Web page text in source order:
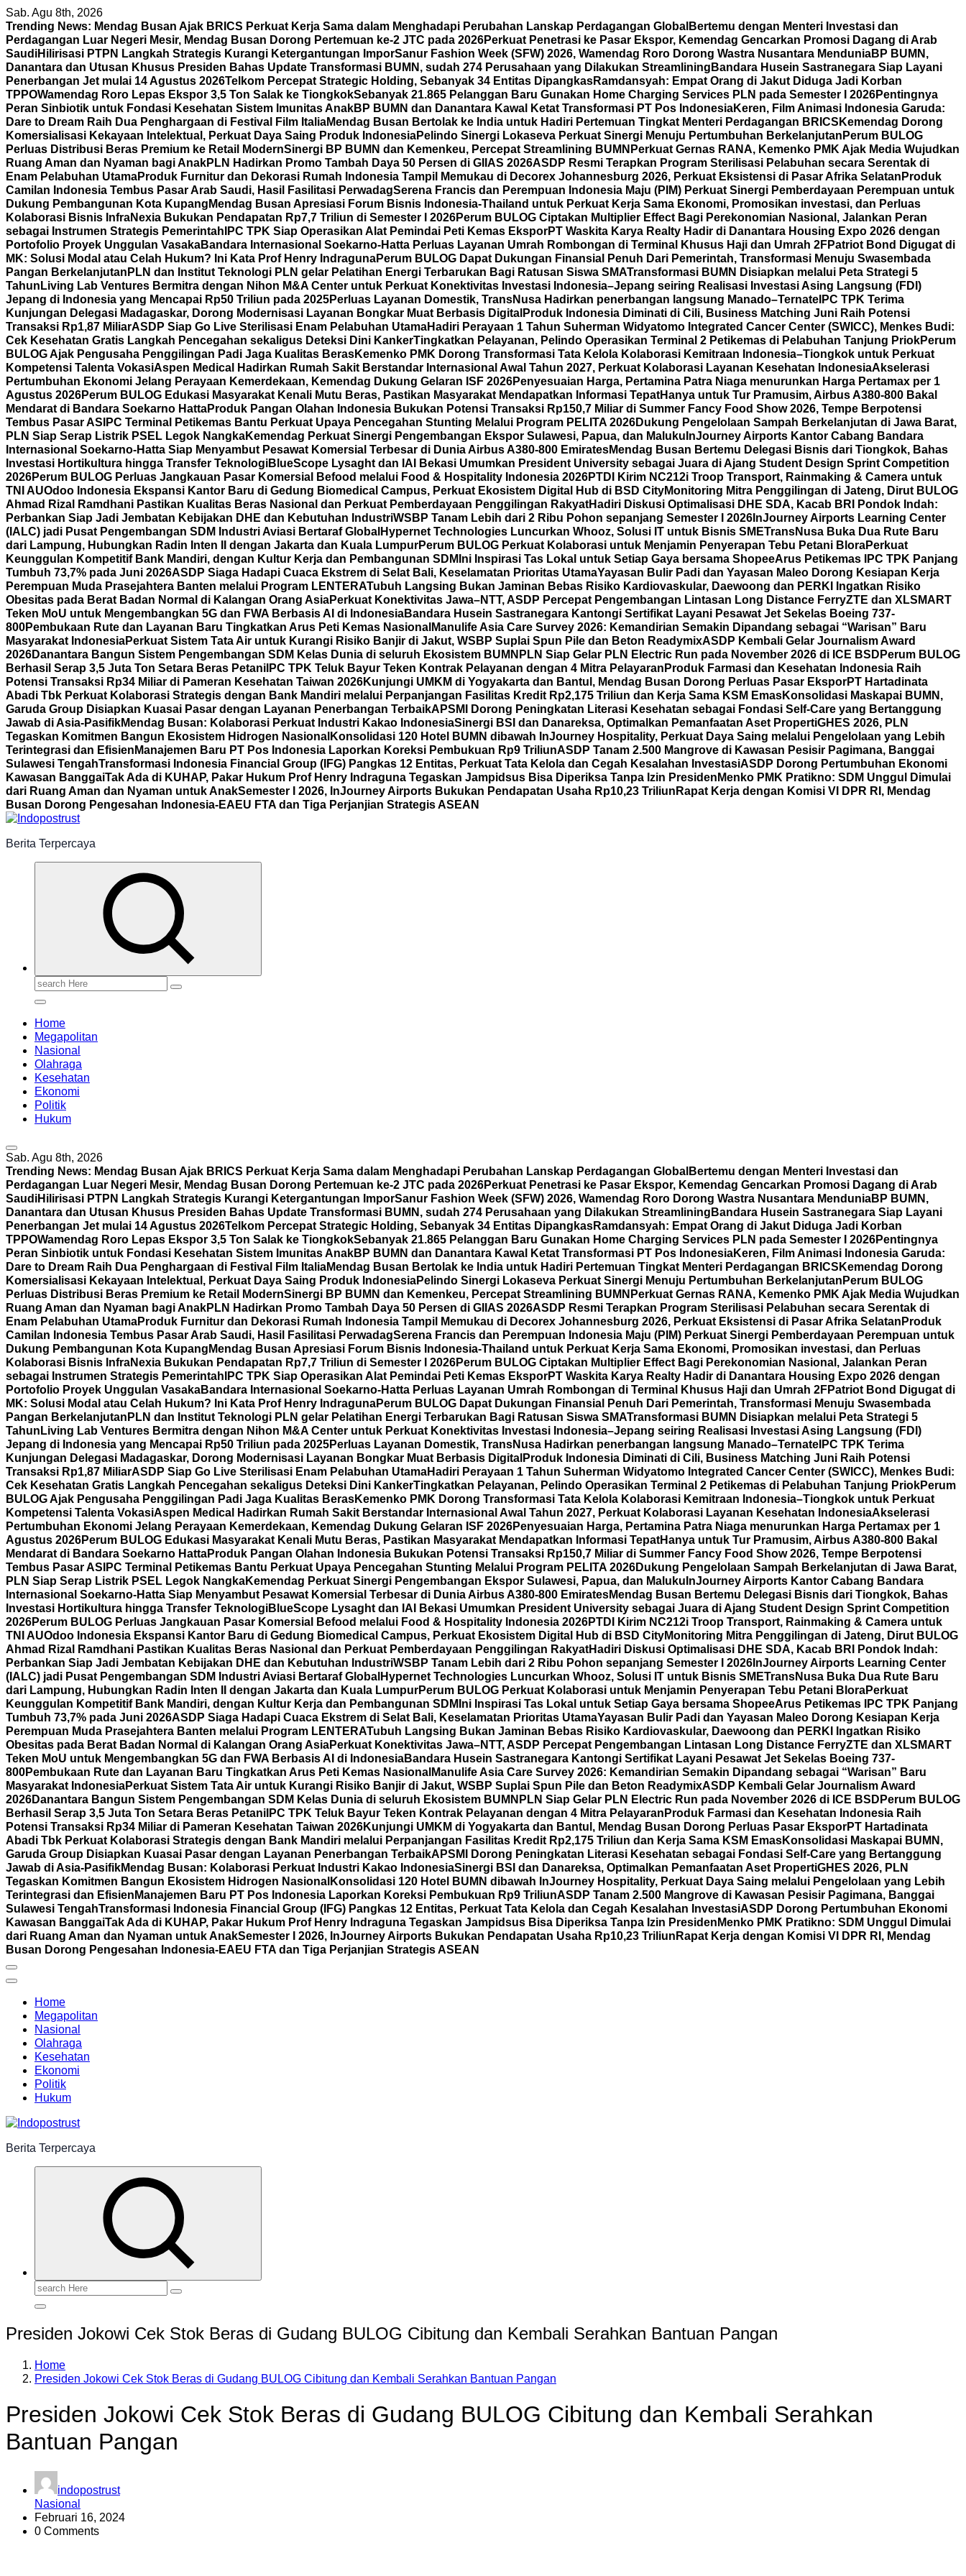
Skip
to
content
Sab. Agu 8th, 2026
Trending News: Mendag Busan Ajak BRICS Perkuat Kerja Sama dalam Menghadapi Perubahan Lanskap Perdagangan Global Bertemu dengan Menteri Investasi dan
Perdagangan Luar Negeri Mesir, Mendag Busan Dorong Pertemuan ke-2 JTC pada 2026Perkuat Penetrasi ke Pasar Ekspor, Kemendag Gencarkan Promosi Dagang di Arab
SaudiHilirisasi PTPN Langkah Strategis Kurangi Ketergantungan ImporSanur Fashion Week (SFW) 2026, Wamendag Roro Dorong Wastra Nusantara MenduniaBP BUMN,
Danantara dan Utusan Khusus Presiden Bahas Update Transformasi BUMN, sudah 274 Perusahaan yang Dilakukan Streamlining Bandara Husein Sastranegara Siap Layani
Penerbangan Jet mulai 14 Agustus 2026Telkom Percepat Strategic Holding, Sebanyak 34 Entitas DipangkasRamdansyah: Empat Orang di Jakut Diduga Jadi Korban
TPPOWamendag Roro Lepas Ekspor 3,5 Ton Salak ke TiongkokSebanyak 21.865 Pelanggan Baru Gunakan Home Charging Services PLN pada Semester I 2026Pentingnya
Peran Sinbiotik untuk Fondasi Kesehatan Sistem Imunitas AnakBP BUMN dan Danantara Kawal Ketat Transformasi PT Pos IndonesiaKeren, Film Animasi Indonesia Garuda:
Dare to Dream Raih Dua Penghargaan di Festival Film ItaliaMendag Busan Bertolak ke India untuk Hadiri Pertemuan Tingkat Menteri Perdagangan BRICS Kemendag Dorong
Komersialisasi Kekayaan Intelektual, Perkuat Daya Saing Produk IndonesiaPelindo Sinergi Lokaseva Perkuat Sinergi Menuju Pertumbuhan Berkelanjutan Perum BULOG
Perluas Distribusi Beras Premium ke Retail ModernSinergi BP BUMN dan Kemenkeu, Percepat Streamlining BUMN Perkuat Gernas RANA, Kemenko PMK Ajak Media Wujudkan
Ruang Aman dan Nyaman bagi AnakPLN Hadirkan Promo Tambah Daya 50 Persen di GIIAS 2026ASDP Resmi Terapkan Program Sterilisasi Pelabuhan secara Serentak di
Enam Pelabuhan UtamaProduk Furnitur dan Dekorasi Rumah Indonesia Tampil Memukau di Decorex Johannesburg 2026, Perkuat Eksistensi di Pasar Afrika Selatan Produk
Camilan Indonesia Tembus Pasar Arab Saudi, Hasil Fasilitasi PerwadagSerena Francis dan Perempuan Indonesia Maju (PIM) Perkuat Sinergi Pemberdayaan Perempuan untuk
Dukung Pembangunan Kota Kupang Mendag Busan Apresiasi Forum Bisnis Indonesia-Thailand untuk Perkuat Kerja Sama Ekonomi, Promosikan investasi, dan Perluas
Kolaborasi Bisnis InfraNexia Bukukan Pendapatan Rp7,7 Triliun di Semester I 2026Perum BULOG Ciptakan Multiplier Effect Bagi Perekonomian Nasional, Jalankan Peran
sebagai Instrumen Strategis Pemerintah IPC TPK Siap Operasikan Alat Pemindai Peti Kemas EksporPT Waskita Karya Realty Hadir di Danantara Housing Expo 2026 dengan
Portofolio Proyek Unggulan VasakaBandara Internasional Soekarno-Hatta Perluas Layanan Umrah Rombongan di Terminal Khusus Haji dan Umrah 2FPatriot Bond Digugat di
MK: Solusi Modal atau Celah Hukum? Ini Kata Prof Henry IndragunaPerum BULOG Dapat Dukungan Finansial Penuh Dari Pemerintah, Transformasi Menuju Swasembada
Pangan Berkelanjutan PLN dan Institut Teknologi PLN gelar Pelatihan Energi Terbarukan Bagi Ratusan Siswa SMATransformasi BUMN Disiapkan melalui Peta Strategi 5
Tahun Living Lab Ventures Bermitra dengan Nihon M&A Center untuk Perkuat Konektivitas Investasi Indonesia–Jepang seiring Realisasi Investasi Asing Langsung (FDI)
Jepang di Indonesia yang Mencapai Rp50 Triliun pada 2025Perluas Layanan Domestik, TransNusa Hadirkan penerbangan langsung Manado–Ternate IPC TPK Terima
Kunjungan Delegasi Madagaskar, Dorong Modernisasi Layanan Bongkar Muat Berbasis Digital Produk Indonesia Diminati di Cili, Business Matching Juni Raih Potensi
Transaksi Rp1,87 MiliarASDP Siap Go Live Sterilisasi Enam Pelabuhan UtamaHadiri Perayaan 1 Tahun Suherman Widyatomo Integrated Cancer Center (SWICC), Menkes Budi:
Cek Kesehatan Gratis Langkah Pencegahan sekaligus Deteksi Dini KankerTingkatkan Pelayanan, Pelindo Operasikan Terminal 2 Petikemas di Pelabuhan Tanjung PriokPerum
BULOG Ajak Pengusaha Penggilingan Padi Jaga Kualitas BerasKemenko PMK Dorong Transformasi Tata Kelola Kolaborasi Kemitraan Indonesia–Tiongkok untuk Perkuat
Kompetensi Talenta VokasiAspen Medical Hadirkan Rumah Sakit Berstandar Internasional Awal Tahun 2027, Perkuat Kolaborasi Layanan Kesehatan IndonesiaAkselerasi
Pertumbuhan Ekonomi Jelang Perayaan Kemerdekaan, Kemendag Dukung Gelaran ISF 2026Penyesuaian Harga, Pertamina Patra Niaga menurunkan Harga Pertamax per 1
Agustus 2026Perum BULOG Edukasi Masyarakat Kenali Mutu Beras, Pastikan Masyarakat Mendapatkan Informasi TepatHanya untuk Tur Pramusim, Airbus A380-800 Bakal
Mendarat di Bandara Soekarno HattaProduk Pangan Olahan Indonesia Bukukan Potensi Transaksi Rp150,7 Miliar di Summer Fancy Food Show 2026, Tempe Berpotensi
Tembus Pasar AS IPC Terminal Petikemas Bantu Perkuat Upaya Pencegahan Stunting Melalui Program PELITA 2026Dukung Pengelolaan Sampah Berkelanjutan di Jawa Barat,
PLN Siap Serap Listrik PSEL Legok NangkaKemendag Perkuat Sinergi Pengembangan Ekspor Sulawesi, Papua, dan Maluku InJourney Airports Kantor Cabang Bandara
Internasional Soekarno-Hatta Siap Menyambut Pesawat Komersial Terbesar di Dunia Airbus A380-800 EmiratesMendag Busan Bertemu Delegasi Bisnis dari Tiongkok, Bahas
Investasi Hortikultura hingga Transfer TeknologiBlueScope Lysaght dan IAI Bekasi Umumkan President University sebagai Juara di Ajang Student Design Sprint Competition
2026Perum BULOG Perluas Jangkauan Pasar Komersial Befood melalui Food & Hospitality Indonesia 2026PTDI Kirim NC212i Troop Transport, Rainmaking & Camera untuk
TNI AUOdoo Indonesia Ekspansi Kantor Baru di Gedung Biomedical Campus, Perkuat Ekosistem Digital Hub di BSD CityMonitoring Mitra Penggilingan di Jateng, Dirut BULOG
Ahmad Rizal Ramdhani Pastikan Kualitas Beras Nasional dan Perkuat Pemberdayaan Penggilingan RakyatHadiri Diskusi Optimalisasi DHE SDA, Kacab BRI Pondok Indah:
Perbankan Siap Jadi Jembatan Kebijakan DHE dan Kebutuhan IndustriWSBP Tanam Lebih dari 2 Ribu Pohon sepanjang Semester I 2026 InJourney Airports Learning Center
(IALC) jadi Pusat Pengembangan SDM Industri Aviasi Bertaraf Global Hypernet Technologies Luncurkan Whooz, Solusi IT untuk Bisnis SMETransNusa Buka Dua Rute Baru
dari Lampung, Hubungkan Radin Inten II dengan Jakarta dan Kuala LumpurPerum BULOG Perkuat Kolaborasi untuk Menjamin Penyerapan Tebu Petani BloraPerkuat
Keunggulan Kompetitif Bank Mandiri, dengan Kultur Kerja dan Pembangunan SDM Ini Inspirasi Tas Lokal untuk Setiap Gaya bersama ShopeeArus Petikemas IPC TPK Panjang
Tumbuh 73,7% pada Juni 2026ASDP Siaga Hadapi Cuaca Ekstrem di Selat Bali, Keselamatan Prioritas UtamaYayasan Bulir Padi dan Yayasan Maleo Dorong Kesiapan Kerja
Perempuan Muda Prasejahtera Banten melalui Program LENTERATubuh Langsing Bukan Jaminan Bebas Risiko Kardiovaskular, Daewoong dan PERKI Ingatkan Risiko
Obesitas pada Berat Badan Normal di Kalangan Orang AsiaPerkuat Konektivitas Jawa–NTT, ASDP Percepat Pengembangan Lintasan Long Distance FerryZTE dan XLSMART
Teken MoU untuk Mengembangkan 5G dan FWA Berbasis AI di IndonesiaBandara Husein Sastranegara Kantongi Sertifikat Layani Pesawat Jet Sekelas Boeing 737-
800Pembukaan Rute dan Layanan Baru Tingkatkan Arus Peti Kemas Nasional Manulife Asia Care Survey 2026: Kemandirian Semakin Dipandang sebagai “Warisan” Baru
Masyarakat IndonesiaPerkuat Sistem Tata Air untuk Kurangi Risiko Banjir di Jakut, WSBP Suplai Spun Pile dan Beton ReadymixASDP Kembali Gelar Journalism Award
2026Danantara Bangun Sistem Pengembangan SDM Kelas Dunia di seluruh Ekosistem BUMN PLN Siap Gelar PLN Electric Run pada November 2026 di ICE BSD Perum BULOG
Berhasil Serap 3,5 Juta Ton Setara Beras Petani IPC TPK Teluk Bayur Teken Kontrak Pelayanan dengan 4 Mitra Pelayaran Produk Farmasi dan Kesehatan Indonesia Raih
Potensi Transaksi Rp34 Miliar di Pameran Kesehatan Taiwan 2026Kunjungi UMKM di Yogyakarta dan Bantul, Mendag Busan Dorong Perluas Pasar EksporPT Hartadinata
Abadi Tbk Perkuat Kolaborasi Strategis dengan Bank Mandiri melalui Perpanjangan Fasilitas Kredit Rp2,175 Triliun dan Kerja Sama KSM EmasKonsolidasi Maskapai BUMN,
Garuda Group Disiapkan Kuasai Pasar dengan Layanan Penerbangan TerbaikAPSMI Dorong Peningkatan Literasi Kesehatan sebagai Fondasi Self-Care yang Bertanggung
Jawab di Asia-PasifikMendag Busan: Kolaborasi Perkuat Industri Kakao IndonesiaSinergi BSI dan Danareksa, Optimalkan Pemanfaatan Aset PropertiGHES 2026, PLN
Tegaskan Komitmen Bangun Ekosistem Hidrogen Nasional Konsolidasi 120 Hotel BUMN dibawah InJourney Hospitality, Perkuat Daya Saing melalui Pengelolaan yang Lebih
Terintegrasi dan Efisien Manajemen Baru PT Pos Indonesia Laporkan Koreksi Pembukuan Rp9 TriliunASDP Tanam 2.500 Mangrove di Kawasan Pesisir Pagimana, Banggai
Sulawesi TengahTransformasi Indonesia Financial Group (IFG) Pangkas 12 Entitas, Perkuat Tata Kelola dan Cegah Kesalahan InvestasiASDP Dorong Pertumbuhan Ekonomi
Kawasan BanggaiTak Ada di KUHAP, Pakar Hukum Prof Henry Indraguna Tegaskan Jampidsus Bisa Diperiksa Tanpa Izin Presiden Menko PMK Pratikno: SDM Unggul Dimulai
dari Ruang Aman dan Nyaman untuk AnakSemester I 2026, InJourney Airports Bukukan Pendapatan Usaha Rp10,23 Triliun Rapat Kerja dengan Komisi VI DPR RI, Mendag
Busan Dorong Pengesahan Indonesia-EAEU FTA dan Tiga Perjanjian Strategis ASEAN
Berita Terpercaya
Search
Home
Megapolitan
Nasional
Olahraga
Kesehatan
Ekonomi
Politik
Hukum
Sab. Agu 8th, 2026
Trending News: Mendag Busan Ajak BRICS Perkuat Kerja Sama dalam Menghadapi Perubahan Lanskap Perdagangan Global Bertemu dengan Menteri Investasi dan
Perdagangan Luar Negeri Mesir, Mendag Busan Dorong Pertemuan ke-2 JTC pada 2026Perkuat Penetrasi ke Pasar Ekspor, Kemendag Gencarkan Promosi Dagang di Arab
SaudiHilirisasi PTPN Langkah Strategis Kurangi Ketergantungan ImporSanur Fashion Week (SFW) 2026, Wamendag Roro Dorong Wastra Nusantara MenduniaBP BUMN,
Danantara dan Utusan Khusus Presiden Bahas Update Transformasi BUMN, sudah 274 Perusahaan yang Dilakukan Streamlining Bandara Husein Sastranegara Siap Layani
Penerbangan Jet mulai 14 Agustus 2026Telkom Percepat Strategic Holding, Sebanyak 34 Entitas DipangkasRamdansyah: Empat Orang di Jakut Diduga Jadi Korban
TPPOWamendag Roro Lepas Ekspor 3,5 Ton Salak ke TiongkokSebanyak 21.865 Pelanggan Baru Gunakan Home Charging Services PLN pada Semester I 2026Pentingnya
Peran Sinbiotik untuk Fondasi Kesehatan Sistem Imunitas AnakBP BUMN dan Danantara Kawal Ketat Transformasi PT Pos IndonesiaKeren, Film Animasi Indonesia Garuda:
Dare to Dream Raih Dua Penghargaan di Festival Film ItaliaMendag Busan Bertolak ke India untuk Hadiri Pertemuan Tingkat Menteri Perdagangan BRICS Kemendag Dorong
Komersialisasi Kekayaan Intelektual, Perkuat Daya Saing Produk IndonesiaPelindo Sinergi Lokaseva Perkuat Sinergi Menuju Pertumbuhan Berkelanjutan Perum BULOG
Perluas Distribusi Beras Premium ke Retail ModernSinergi BP BUMN dan Kemenkeu, Percepat Streamlining BUMN Perkuat Gernas RANA, Kemenko PMK Ajak Media Wujudkan
Ruang Aman dan Nyaman bagi AnakPLN Hadirkan Promo Tambah Daya 50 Persen di GIIAS 2026ASDP Resmi Terapkan Program Sterilisasi Pelabuhan secara Serentak di
Enam Pelabuhan UtamaProduk Furnitur dan Dekorasi Rumah Indonesia Tampil Memukau di Decorex Johannesburg 2026, Perkuat Eksistensi di Pasar Afrika Selatan Produk
Camilan Indonesia Tembus Pasar Arab Saudi, Hasil Fasilitasi PerwadagSerena Francis dan Perempuan Indonesia Maju (PIM) Perkuat Sinergi Pemberdayaan Perempuan untuk
Dukung Pembangunan Kota Kupang Mendag Busan Apresiasi Forum Bisnis Indonesia-Thailand untuk Perkuat Kerja Sama Ekonomi, Promosikan investasi, dan Perluas
Kolaborasi Bisnis InfraNexia Bukukan Pendapatan Rp7,7 Triliun di Semester I 2026Perum BULOG Ciptakan Multiplier Effect Bagi Perekonomian Nasional, Jalankan Peran
sebagai Instrumen Strategis Pemerintah IPC TPK Siap Operasikan Alat Pemindai Peti Kemas EksporPT Waskita Karya Realty Hadir di Danantara Housing Expo 2026 dengan
Portofolio Proyek Unggulan VasakaBandara Internasional Soekarno-Hatta Perluas Layanan Umrah Rombongan di Terminal Khusus Haji dan Umrah 2FPatriot Bond Digugat di
MK: Solusi Modal atau Celah Hukum? Ini Kata Prof Henry IndragunaPerum BULOG Dapat Dukungan Finansial Penuh Dari Pemerintah, Transformasi Menuju Swasembada
Pangan Berkelanjutan PLN dan Institut Teknologi PLN gelar Pelatihan Energi Terbarukan Bagi Ratusan Siswa SMATransformasi BUMN Disiapkan melalui Peta Strategi 5
Tahun Living Lab Ventures Bermitra dengan Nihon M&A Center untuk Perkuat Konektivitas Investasi Indonesia–Jepang seiring Realisasi Investasi Asing Langsung (FDI)
Jepang di Indonesia yang Mencapai Rp50 Triliun pada 2025Perluas Layanan Domestik, TransNusa Hadirkan penerbangan langsung Manado–Ternate IPC TPK Terima
Kunjungan Delegasi Madagaskar, Dorong Modernisasi Layanan Bongkar Muat Berbasis Digital Produk Indonesia Diminati di Cili, Business Matching Juni Raih Potensi
Transaksi Rp1,87 MiliarASDP Siap Go Live Sterilisasi Enam Pelabuhan UtamaHadiri Perayaan 1 Tahun Suherman Widyatomo Integrated Cancer Center (SWICC), Menkes Budi:
Cek Kesehatan Gratis Langkah Pencegahan sekaligus Deteksi Dini KankerTingkatkan Pelayanan, Pelindo Operasikan Terminal 2 Petikemas di Pelabuhan Tanjung PriokPerum
BULOG Ajak Pengusaha Penggilingan Padi Jaga Kualitas BerasKemenko PMK Dorong Transformasi Tata Kelola Kolaborasi Kemitraan Indonesia–Tiongkok untuk Perkuat
Kompetensi Talenta VokasiAspen Medical Hadirkan Rumah Sakit Berstandar Internasional Awal Tahun 2027, Perkuat Kolaborasi Layanan Kesehatan IndonesiaAkselerasi
Pertumbuhan Ekonomi Jelang Perayaan Kemerdekaan, Kemendag Dukung Gelaran ISF 2026Penyesuaian Harga, Pertamina Patra Niaga menurunkan Harga Pertamax per 1
Agustus 2026Perum BULOG Edukasi Masyarakat Kenali Mutu Beras, Pastikan Masyarakat Mendapatkan Informasi TepatHanya untuk Tur Pramusim, Airbus A380-800 Bakal
Mendarat di Bandara Soekarno HattaProduk Pangan Olahan Indonesia Bukukan Potensi Transaksi Rp150,7 Miliar di Summer Fancy Food Show 2026, Tempe Berpotensi
Tembus Pasar AS IPC Terminal Petikemas Bantu Perkuat Upaya Pencegahan Stunting Melalui Program PELITA 2026Dukung Pengelolaan Sampah Berkelanjutan di Jawa Barat,
PLN Siap Serap Listrik PSEL Legok NangkaKemendag Perkuat Sinergi Pengembangan Ekspor Sulawesi, Papua, dan Maluku InJourney Airports Kantor Cabang Bandara
Internasional Soekarno-Hatta Siap Menyambut Pesawat Komersial Terbesar di Dunia Airbus A380-800 EmiratesMendag Busan Bertemu Delegasi Bisnis dari Tiongkok, Bahas
Investasi Hortikultura hingga Transfer TeknologiBlueScope Lysaght dan IAI Bekasi Umumkan President University sebagai Juara di Ajang Student Design Sprint Competition
2026Perum BULOG Perluas Jangkauan Pasar Komersial Befood melalui Food & Hospitality Indonesia 2026PTDI Kirim NC212i Troop Transport, Rainmaking & Camera untuk
TNI AUOdoo Indonesia Ekspansi Kantor Baru di Gedung Biomedical Campus, Perkuat Ekosistem Digital Hub di BSD CityMonitoring Mitra Penggilingan di Jateng, Dirut BULOG
Ahmad Rizal Ramdhani Pastikan Kualitas Beras Nasional dan Perkuat Pemberdayaan Penggilingan RakyatHadiri Diskusi Optimalisasi DHE SDA, Kacab BRI Pondok Indah:
Perbankan Siap Jadi Jembatan Kebijakan DHE dan Kebutuhan IndustriWSBP Tanam Lebih dari 2 Ribu Pohon sepanjang Semester I 2026 InJourney Airports Learning Center
(IALC) jadi Pusat Pengembangan SDM Industri Aviasi Bertaraf Global Hypernet Technologies Luncurkan Whooz, Solusi IT untuk Bisnis SMETransNusa Buka Dua Rute Baru
dari Lampung, Hubungkan Radin Inten II dengan Jakarta dan Kuala LumpurPerum BULOG Perkuat Kolaborasi untuk Menjamin Penyerapan Tebu Petani BloraPerkuat
Keunggulan Kompetitif Bank Mandiri, dengan Kultur Kerja dan Pembangunan SDM Ini Inspirasi Tas Lokal untuk Setiap Gaya bersama ShopeeArus Petikemas IPC TPK Panjang
Tumbuh 73,7% pada Juni 2026ASDP Siaga Hadapi Cuaca Ekstrem di Selat Bali, Keselamatan Prioritas UtamaYayasan Bulir Padi dan Yayasan Maleo Dorong Kesiapan Kerja
Perempuan Muda Prasejahtera Banten melalui Program LENTERATubuh Langsing Bukan Jaminan Bebas Risiko Kardiovaskular, Daewoong dan PERKI Ingatkan Risiko
Obesitas pada Berat Badan Normal di Kalangan Orang AsiaPerkuat Konektivitas Jawa–NTT, ASDP Percepat Pengembangan Lintasan Long Distance FerryZTE dan XLSMART
Teken MoU untuk Mengembangkan 5G dan FWA Berbasis AI di IndonesiaBandara Husein Sastranegara Kantongi Sertifikat Layani Pesawat Jet Sekelas Boeing 737-
800Pembukaan Rute dan Layanan Baru Tingkatkan Arus Peti Kemas Nasional Manulife Asia Care Survey 2026: Kemandirian Semakin Dipandang sebagai “Warisan” Baru
Masyarakat IndonesiaPerkuat Sistem Tata Air untuk Kurangi Risiko Banjir di Jakut, WSBP Suplai Spun Pile dan Beton ReadymixASDP Kembali Gelar Journalism Award
2026Danantara Bangun Sistem Pengembangan SDM Kelas Dunia di seluruh Ekosistem BUMN PLN Siap Gelar PLN Electric Run pada November 2026 di ICE BSD Perum BULOG
Berhasil Serap 3,5 Juta Ton Setara Beras Petani IPC TPK Teluk Bayur Teken Kontrak Pelayanan dengan 4 Mitra Pelayaran Produk Farmasi dan Kesehatan Indonesia Raih
Potensi Transaksi Rp34 Miliar di Pameran Kesehatan Taiwan 2026Kunjungi UMKM di Yogyakarta dan Bantul, Mendag Busan Dorong Perluas Pasar EksporPT Hartadinata
Abadi Tbk Perkuat Kolaborasi Strategis dengan Bank Mandiri melalui Perpanjangan Fasilitas Kredit Rp2,175 Triliun dan Kerja Sama KSM EmasKonsolidasi Maskapai BUMN,
Garuda Group Disiapkan Kuasai Pasar dengan Layanan Penerbangan TerbaikAPSMI Dorong Peningkatan Literasi Kesehatan sebagai Fondasi Self-Care yang Bertanggung
Jawab di Asia-PasifikMendag Busan: Kolaborasi Perkuat Industri Kakao IndonesiaSinergi BSI dan Danareksa, Optimalkan Pemanfaatan Aset PropertiGHES 2026, PLN
Tegaskan Komitmen Bangun Ekosistem Hidrogen Nasional Konsolidasi 120 Hotel BUMN dibawah InJourney Hospitality, Perkuat Daya Saing melalui Pengelolaan yang Lebih
Terintegrasi dan Efisien Manajemen Baru PT Pos Indonesia Laporkan Koreksi Pembukuan Rp9 TriliunASDP Tanam 2.500 Mangrove di Kawasan Pesisir Pagimana, Banggai
Sulawesi TengahTransformasi Indonesia Financial Group (IFG) Pangkas 12 Entitas, Perkuat Tata Kelola dan Cegah Kesalahan InvestasiASDP Dorong Pertumbuhan Ekonomi
Kawasan BanggaiTak Ada di KUHAP, Pakar Hukum Prof Henry Indraguna Tegaskan Jampidsus Bisa Diperiksa Tanpa Izin Presiden Menko PMK Pratikno: SDM Unggul Dimulai
dari Ruang Aman dan Nyaman untuk AnakSemester I 2026, InJourney Airports Bukukan Pendapatan Usaha Rp10,23 Triliun Rapat Kerja dengan Komisi VI DPR RI, Mendag
Busan Dorong Pengesahan Indonesia-EAEU FTA dan Tiga Perjanjian Strategis ASEAN
Home
Megapolitan
Nasional
Olahraga
Kesehatan
Ekonomi
Politik
Hukum
Berita Terpercaya
Search
Presiden Jokowi Cek Stok Beras di Gudang BULOG Cibitung dan Kembali Serahkan Bantuan Pangan
Home
Presiden Jokowi Cek Stok Beras di Gudang BULOG Cibitung dan Kembali Serahkan Bantuan Pangan
Presiden Jokowi Cek Stok Beras di Gudang BULOG Cibitung dan Kembali Serahkan
Bantuan Pangan
indopostrust
Nasional
Februari 16, 2024
0 Comments